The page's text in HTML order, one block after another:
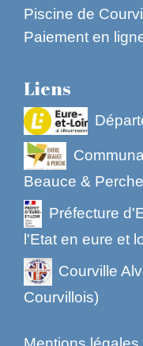
Piscine de
Paiement en
Liens
Beauce & Perche
Préfecture
l'Etat en eure et
Courville
Courvillois)